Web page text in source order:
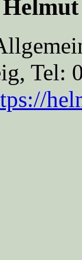
Tel: